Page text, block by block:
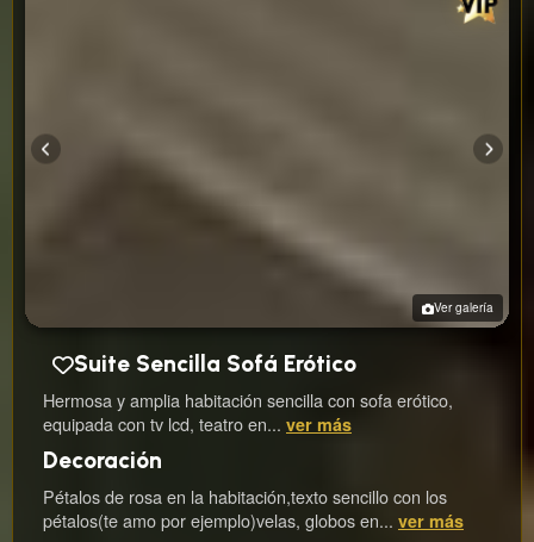
Ver galería
Suite Sencilla Sofá Erótico
Hermosa y amplia habitación sencilla con sofa erótico,
equipada con tv lcd, teatro en... ver más
Decoración
Pétalos de rosa en la habitación,texto sencillo con los
pétalos(te amo por ejemplo)velas, globos en... ver más